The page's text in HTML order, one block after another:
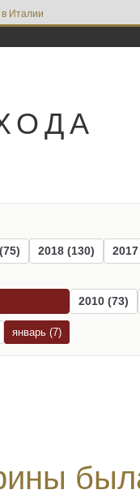
Италии
2018 (130)
январь (7)
2010 (73)